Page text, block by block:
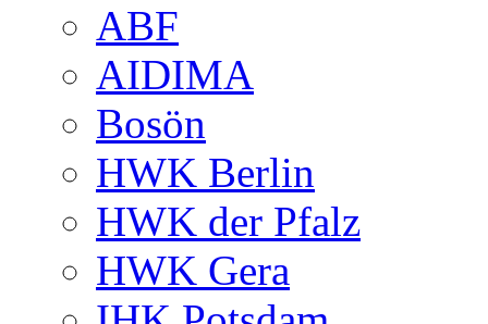
ABF
AIDIMA
Bosön
HWK Berlin
HWK der Pfalz
HWK Gera